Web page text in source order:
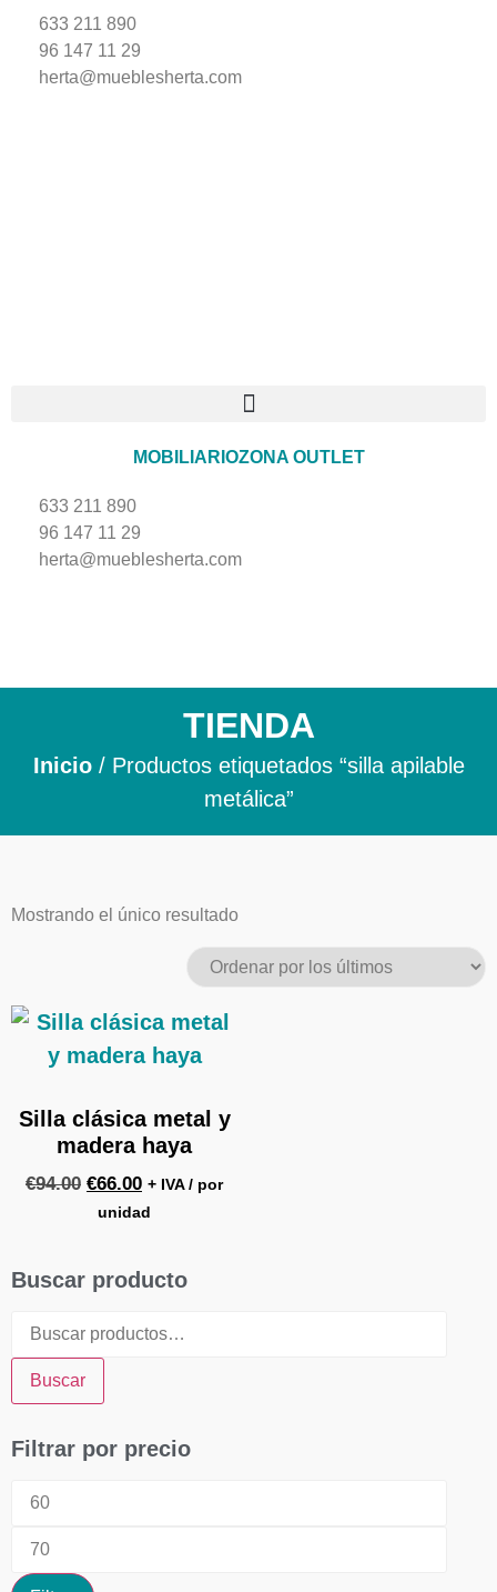
633 211 890
96 147 11 29
herta@mueblesherta.com
MOBILIARIOZONA OUTLET
633 211 890
96 147 11 29
herta@mueblesherta.com
TIENDA
Inicio/ Productos etiquetados “silla apilable
metálica”
Buscar producto
Buscar
Filtrar por precio
Mostrando el único resultado
Silla clásica metal y
madera haya
€94.00 €66.00 + IVA / por
unidad